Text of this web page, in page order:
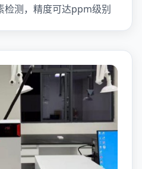
检测，精度可达ppm级别